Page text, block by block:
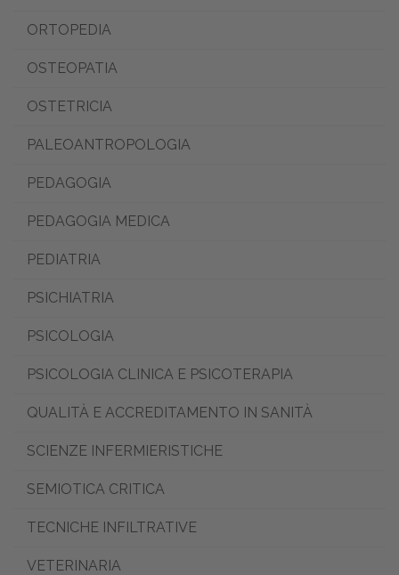
ORTOPEDIA
OSTEOPATIA
OSTETRICIA
PALEOANTROPOLOGIA
PEDAGOGIA
PEDAGOGIA MEDICA
PEDIATRIA
PSICHIATRIA
PSICOLOGIA
PSICOLOGIA CLINICA E PSICOTERAPIA
QUALITÀ E ACCREDITAMENTO IN SANITÀ
SCIENZE INFERMIERISTICHE
SEMIOTICA CRITICA
TECNICHE INFILTRATIVE
VETERINARIA